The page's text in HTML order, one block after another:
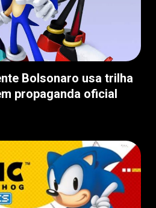
Bolsonaro usa trilha
propaganda oficial